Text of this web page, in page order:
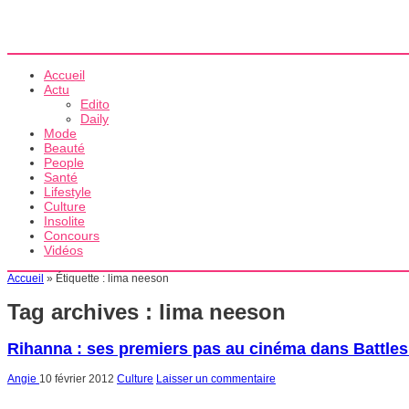
Accueil
Actu
Edito
Daily
Mode
Beauté
People
Santé
Lifestyle
Culture
Insolite
Concours
Vidéos
Accueil » Étiquette : lima neeson
Tag archives : lima neeson
Rihanna : ses premiers pas au cinéma dans
Angie 10 février 2012 Culture Laisser un commentaire